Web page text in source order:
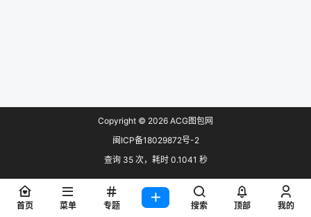
Copyright © 2026 ACG图包网
闽ICP备18029872号-2
查询 35 次，耗时 0.1041 秒
首页 菜单 专题 搜索 顶部 我的